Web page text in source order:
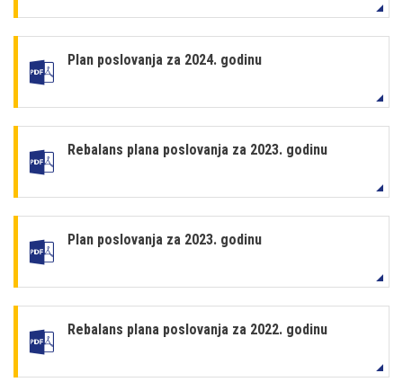
Plan poslovanja za 2024. godinu
Rebalans plana poslovanja za 2023. godinu
Plan poslovanja za 2023. godinu
Rebalans plana poslovanja za 2022. godinu